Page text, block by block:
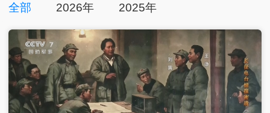
點擊關注 掃一掃關注 點擊下載
全部 2026年 2025年